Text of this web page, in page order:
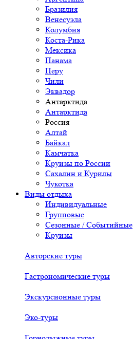
Бразилия
Венесуэла
Колумбия
Коста-Рика
Мексика
Панама
Перу
Чили
Эквадор
Антарктида
Антарктида
Россия
Алтай
Байкал
Камчатка
Круизы по России
Сахалин и Курилы
Чукотка
Виды отдыха
Индивидуальные
Групповые
Сезонные / Событийные
Круизы
Авторские туры
Гастрономические туры
Экскурсионные туры
Эко-туры